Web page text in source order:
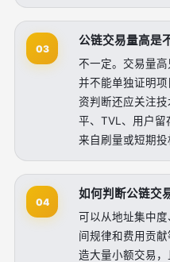
03
公链交易量高是
不一定。交易量
并不能单独证明
资判断还应关注
平、TVL、用户留
来自刷量或短期投
04
如何判断公链交
可以从地址集中
间规律和费用贡
造大量小额交易